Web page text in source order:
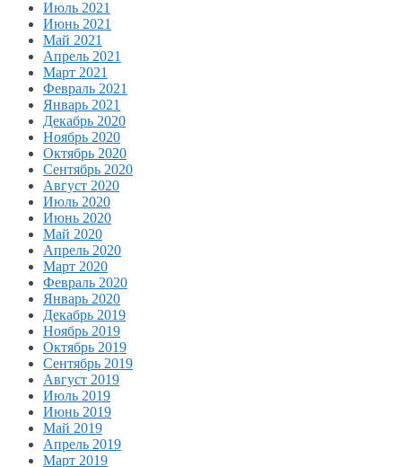
Июль 2021
Июнь 2021
Май 2021
Апрель 2021
Март 2021
Февраль 2021
Январь 2021
Декабрь 2020
Ноябрь 2020
Октябрь 2020
Сентябрь 2020
Август 2020
Июль 2020
Июнь 2020
Май 2020
Апрель 2020
Март 2020
Февраль 2020
Январь 2020
Декабрь 2019
Ноябрь 2019
Октябрь 2019
Сентябрь 2019
Август 2019
Июль 2019
Июнь 2019
Май 2019
Апрель 2019
Март 2019